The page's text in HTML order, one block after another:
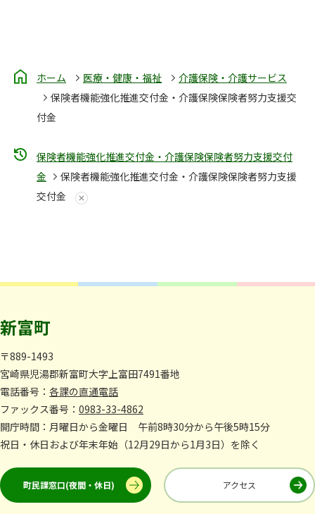
ホーム 医療・健康・福祉
介護保険・介護サービス
保険者機能強化推進交付金・介護保険保険者努力支援交
付金
保険者機能強化推進交付金・介護保険保険者努力支援交付
金
保険者機能強化推進交付金・介護保険保険者努力支援
交付金
新富町
〒889-1493
宮崎県児湯郡新富町大字上富田7491番地
電話番号： 各課の直通電話
ファックス番号： 0983-33-4862
開庁時間：月曜日から金曜日 午前8時30分から午後5時15分
祝日・休日および年末年始（12月29日から1月3日）を除く
町民課窓口(夜間・休日) アクセス